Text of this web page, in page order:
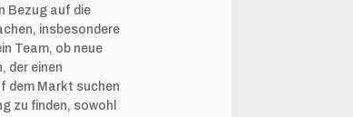
Bezug auf die
insbesondere
Team, ob neue
der einen
dem Markt suchen
zu finden, sowohl